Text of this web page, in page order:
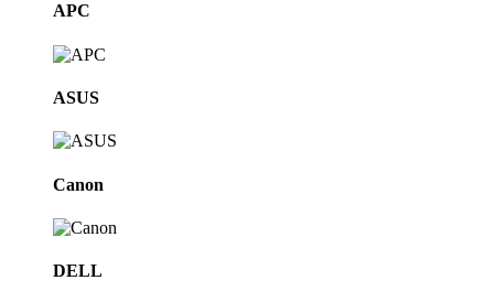
APC
ASUS
Canon
DELL